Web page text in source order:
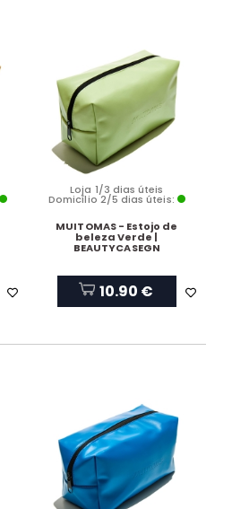
Loja 1/3 dias úteis
Domicílio 2/5 dias úteis:
MUITOMAS - Estojo de
beleza Verde |
BEAUTYCASEGN
10.90 €